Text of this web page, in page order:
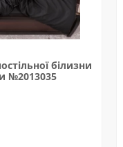
білизни
№2013035